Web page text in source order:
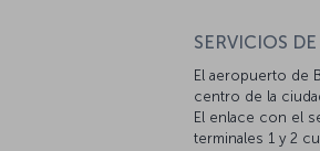
SERVICIOS
El aeropuerto de
centro de la
El enlace con el
terminales 1 y 2